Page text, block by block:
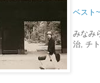
ベスト
みなみ
治, チ